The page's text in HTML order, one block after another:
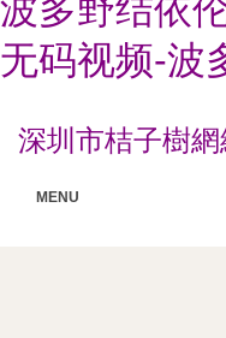
波多野结依
无码视频-波
深圳市桔子樹
MENU